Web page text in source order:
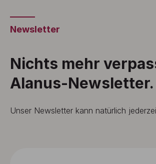
Newsletter
Nichts mehr
Alanus-Newsletter.
Unser Newsletter kann natürlich